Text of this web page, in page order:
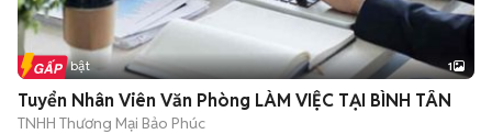
Tin nổi bật 1
Tuyển Nhân Viên Văn Phòng LÀM VIỆC TẠI BÌNH TÂN
TNHH Thương Mại Bảo Phúc